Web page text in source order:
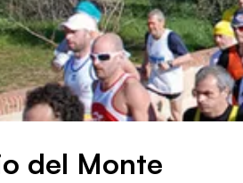
del Monte